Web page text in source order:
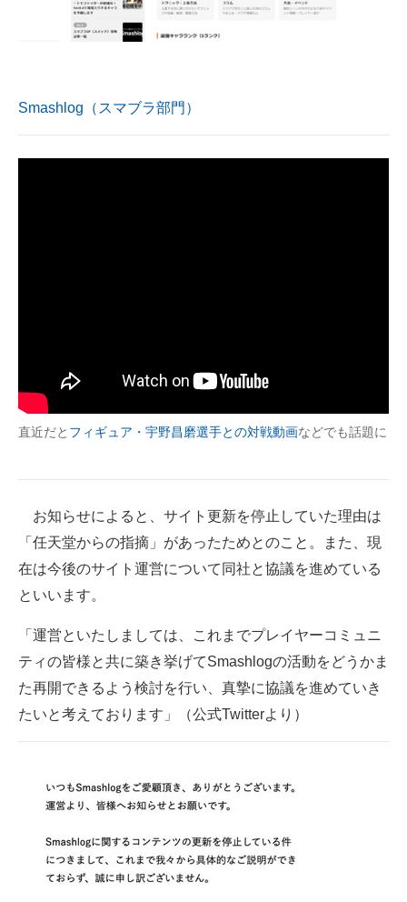
Smashlog（スマブラ部門）
直近だと フィギュア・宇野昌磨選手との対戦動画などでも話題に
お知らせによると、サイト更新を停止していた理由は
「任天堂からの指摘」があったためとのこと。また、現
在は今後のサイト運営について同社と協議を進めている
といいます。
「運営といたしましては、これまでプレイヤーコミュニ
ティの皆様と共に築き挙げてSmashlogの活動をどうかま
た再開できるよう検討を行い、真摯に協議を進めていき
たいと考えております」（公式Twitterより）